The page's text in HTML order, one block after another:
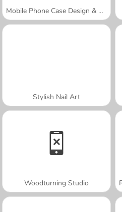
Mobile Phone Case Design & DIY
Stylish Nail Art
Woodturning Studio